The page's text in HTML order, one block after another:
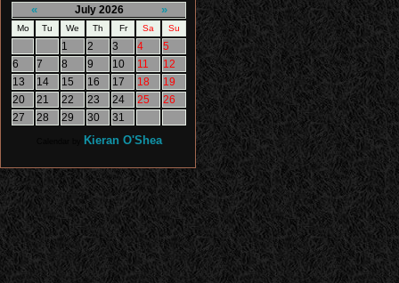
« July 2026 »
Mo Tu We Th Fr Sa Su
1 2 3 4
5
6
7 8 9 10 11
12
13
14 15 16 17 18
19
20
21 22 23 24 25
26
27
28 29 30 31
Kieran O'Shea